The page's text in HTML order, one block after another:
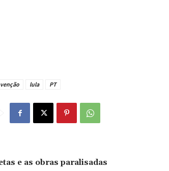
lula PT
e as obras paralisadas